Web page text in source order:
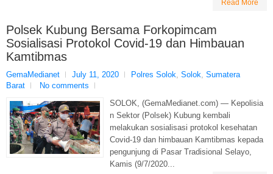
Read More
Polsek Kubung Bersama Forkopimcam
Sosialisasi Protokol Covid-19 dan Himbauan
Kamtibmas
GemaMedianet July 11, 2020 Polres Solok Solok Sumatera
Barat
No comments
SOLOK, (GemaMedianet.com) — Kepolisia
n Sektor (Polsek) Kubung kembali
melakukan sosialisasi protokol kesehatan
Covid-19 dan himbauan Kamtibmas kepada
pengunjung di Pasar Tradisional Selayo,
Kamis (9/7/2020...